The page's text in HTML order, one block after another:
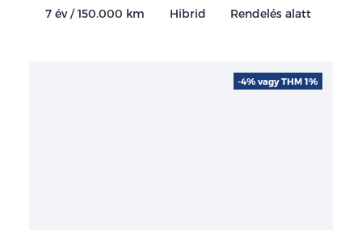
7 év / 150.000 km Hibrid Rendelés alatt
-4% vagy THM 1%